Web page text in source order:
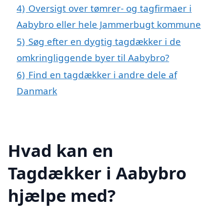
4) Oversigt over tømrer- og tagfirmaer i
Aabybro eller hele Jammerbugt kommune
5) Søg efter en dygtig tagdækker i de
omkringliggende byer til Aabybro?
6) Find en tagdækker i andre dele af
Danmark
Hvad kan en
Tagdækker i Aabybro
hjælpe med?